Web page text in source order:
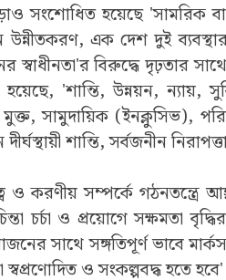
সংশোধিত হয়েছে 'সামরিক
এক দেশ দুই
স্বাধীনতা'র বিরুদ্ধে দৃঢ়তার
'শান্তি, উন্নয়ন, ন্যায়,
সামুদায়িক (ইনক্লুসিভ),
শান্তি, সর্বজনীন
ও করণীয় সম্পর্কে গঠনতন্ত্রে
চর্চা ও প্রয়োগে সক্ষমতা
সাথে সঙ্গতিপূর্ণ ভাবে
ও সংকল্পবদ্ধ হতে